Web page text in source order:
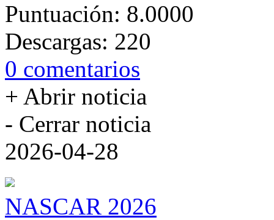
Puntuación: 8.0000
Descargas: 220
0 comentarios
+ Abrir noticia
- Cerrar noticia
2026-04-28
NASCAR 2026